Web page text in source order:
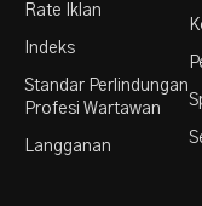
Rate Iklan
Indeks
Standar Perlindungan
Profesi Wartawan
Langganan